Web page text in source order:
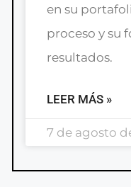
en su
proceso y su
resultados.
LEER MÁS »
7 de agosto